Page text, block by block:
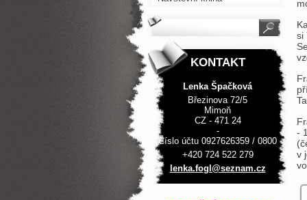
si
-
v
KONTAKT
Lenka Špačková
Březinova 72/5
Mimoň
CZ - 471 24
-
Číslo účtu 0927626359 / 0800
+420 724 522 279
lenka.fogl@seznam.cz